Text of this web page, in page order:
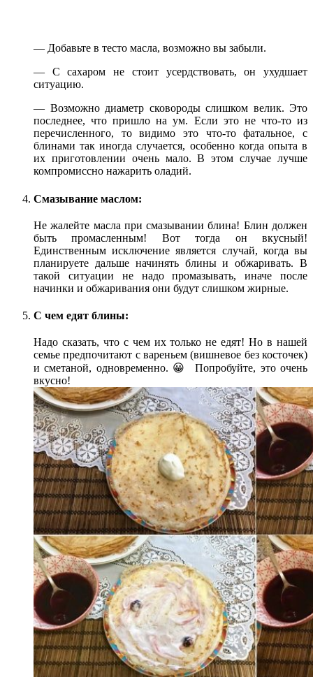
— Добавьте в тесто масла, возможно вы забыли.
— С сахаром не стоит усердствовать, он ухудшает
ситуацию.
— Возможно диаметр сковороды слишком велик. Это
последнее, что пришло на ум. Если это не что-то из
перечисленного, то видимо это что-то фатальное, с
блинами так иногда случается, особенно когда опыта в
их приготовлении очень мало. В этом случае лучше
компромиссно нажарить оладий.
Смазывание маслом:
Не жалейте масла при смазывании блина! Блин должен
быть промасленным! Вот тогда он вкусный!
Единственным исключение является случай, когда вы
планируете дальше начинять блины и обжаривать. В
такой ситуации не надо промазывать, иначе после
начинки и обжаривания они будут слишком жирные.
С чем едят блины:
Надо сказать, что с чем их только не едят! Но в нашей
семье предпочитают с вареньем (вишневое без косточек)
и сметаной, одновременно. 😀 Попробуйте, это очень
вкусно!